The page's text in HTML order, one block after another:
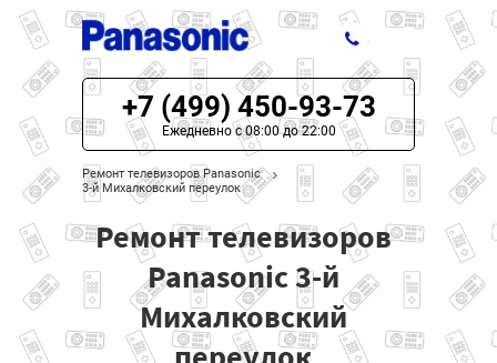
ЦЕНЫ НА РЕМОНТ
О СЕРВИСЕ
МОДЕЛИ PANASONIC
НАШИ КОНТАКТЫ
+7 (499) 450-93-73
Ежедневно с 08:00 до 22:00
Ремонт телевизоров Panasonic
3-й Михалковский переулок
Ремонт телевизоров
Panasonic 3-й
Михалковский